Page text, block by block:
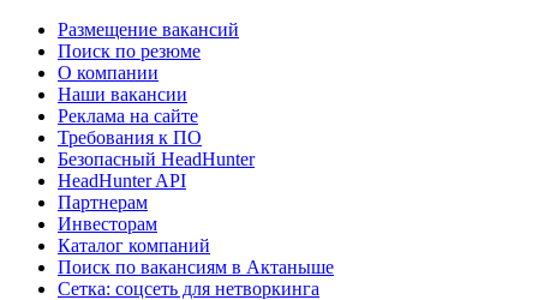
Размещение вакансий
Поиск по резюме
О компании
Наши вакансии
Реклама на сайте
Требования к ПО
Безопасный HeadHunter
HeadHunter API
Партнерам
Инвесторам
Каталог компаний
Поиск по вакансиям в Актаныше
Сетка: соцсеть для нетворкинга